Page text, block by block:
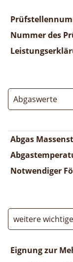
Nummer des
Abgaswerte
Abgas
Notwendiger
weitere
Eignung zur